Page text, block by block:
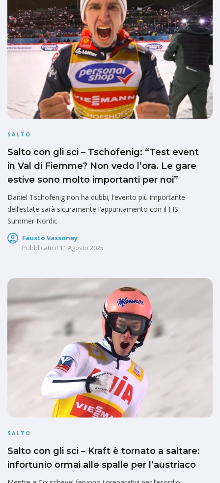
SALTO
Salto con gli sci – Tschofenig: “Test event
in Val di Fiemme? Non vedo l’ora. Le gare
estive sono molto importanti per noi”
Daniel Tschofenig non ha dubbi, l’evento più importante
dell’estate sarà sicuramente l’appuntamento con il FIS
Summer Nordic
Fausto Vassoney
Pubblicato il 11 Agosto 2025
SALTO
Salto con gli sci – Kraft è tornato a saltare:
infortunio ormai alle spalle per l’austriaco